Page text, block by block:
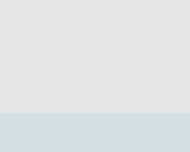
homepage